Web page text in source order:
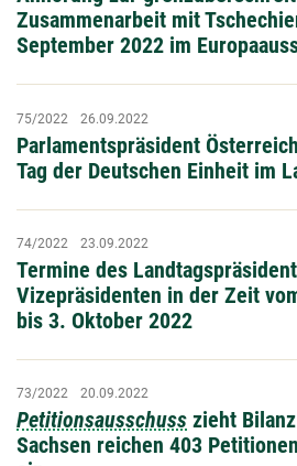
Zusammenarbeit mit
September 2022 im
Parlamentspräsident
Tag der Deutschen Einheit im
75/2022 26.09.2022
Termine des
Vizepräsidenten in der Zeit
bis 3. Oktober 2022
74/2022 23.09.2022
Petitionsausschuss zieht
Sachsen reichen 403
73/2022 20.09.2022